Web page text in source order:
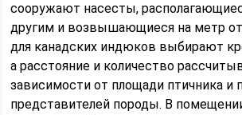
сооружают насесты,
другим и возвышающиеся на метр от
для канадских индюков выбирают
а расстояние и количество
зависимости от площади птичника и
представителей породы. В